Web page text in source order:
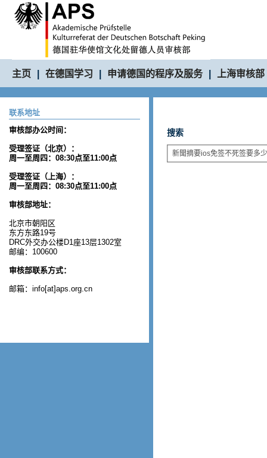
主页 在德国学习 申请德国的程序及服务 上海审核部
联系地址
审核部办公时间：
受理签证（北京）：
周一至周四：08:30点至11:00点
受理签证（上海）：
周一至周四：08:30点至11:00点
审核部地址：
北京市朝阳区
东方东路19号
DRC外交办公楼D1座13层1302室
邮编：100600
审核部联系方式：
邮箱：info[at]aps.org.cn
搜索